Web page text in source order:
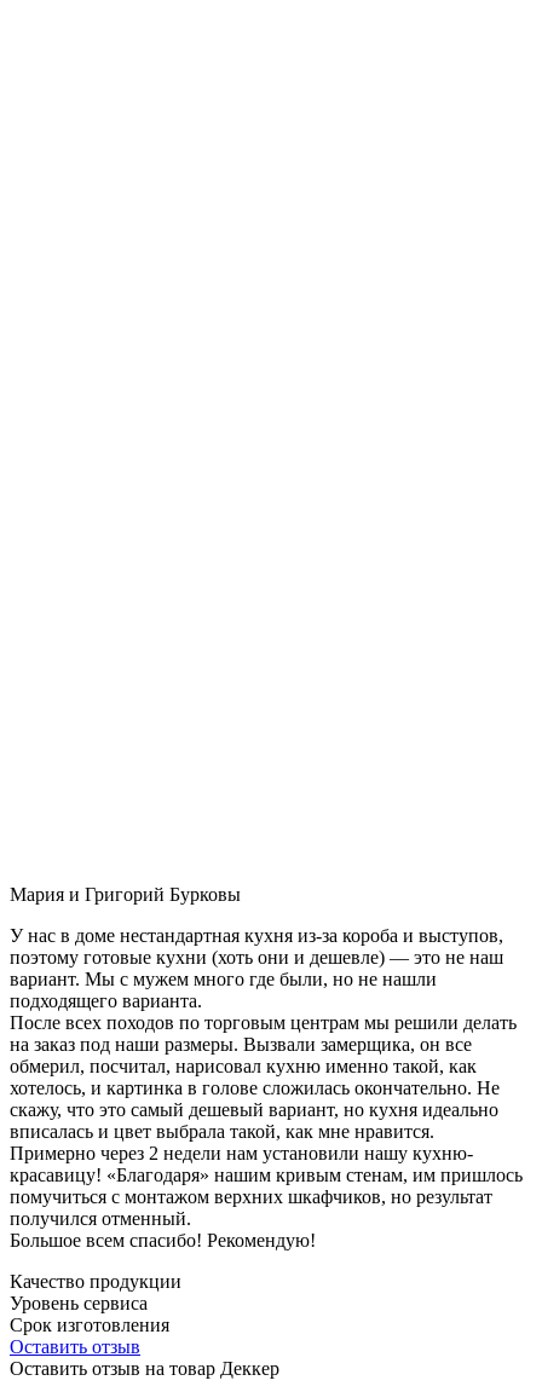
Мария и Григорий Бурковы
У нас в доме нестандартная кухня из-за короба и выступов,
поэтому готовые кухни (хоть они и дешевле) — это не наш
вариант. Мы с мужем много где были, но не нашли
подходящего варианта.
После всех походов по торговым центрам мы решили делать
на заказ под наши размеры. Вызвали замерщика, он все
обмерил, посчитал, нарисовал кухню именно такой, как
хотелось, и картинка в голове сложилась окончательно. Не
скажу, что это самый дешевый вариант, но кухня идеально
вписалась и цвет выбрала такой, как мне нравится.
Примерно через 2 недели нам установили нашу кухню-
красавицу! «Благодаря» нашим кривым стенам, им пришлось
помучиться с монтажом верхних шкафчиков, но результат
получился отменный.
Большое всем спасибо! Рекомендую!
Качество продукции
Уровень сервиса
Срок изготовления
Оставить отзыв
Оставить отзыв на товар Деккер